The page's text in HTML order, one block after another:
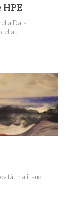
Data
ma il suo